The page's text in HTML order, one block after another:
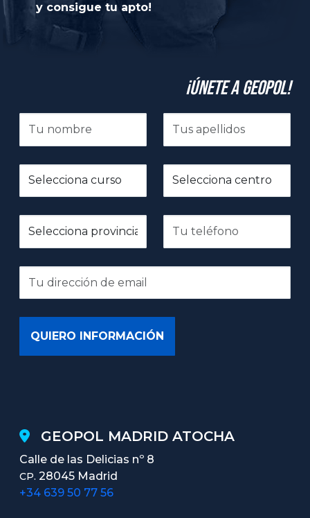
y consigue tu apto!
¡Únete a GeoPol!
GEOPOL MADRID ATOCHA
Calle de las Delicias nº 8
CP. 28045 Madrid
+34 639 50 77 56